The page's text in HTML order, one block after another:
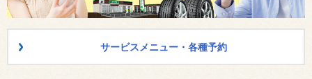
サービスメニュー・各種予約